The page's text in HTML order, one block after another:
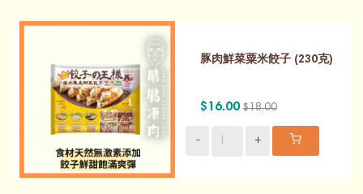
豚肉鮮菜粟米餃子 (230克)
$16.00 $18.00
- +